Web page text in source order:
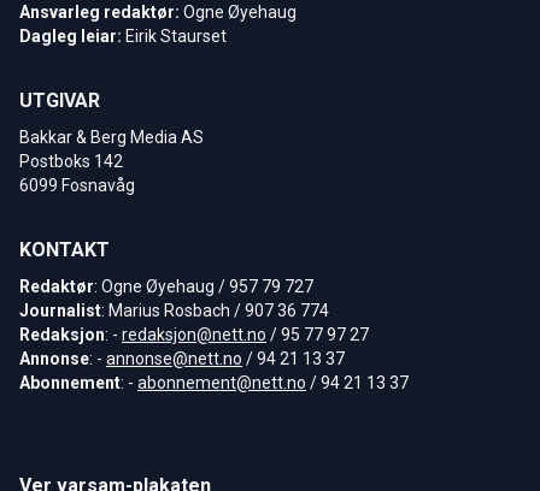
Ansvarleg redaktør: Ogne Øyehaug
Dagleg leiar: Eirik Staurset
UTGIVAR
Bakkar & Berg Media AS
Postboks 142
6099 Fosnavåg
KONTAKT
Redaktør: Ogne Øyehaug / 957 79 727
Journalist: Marius Rosbach / 907 36 774
Redaksjon: - redaksjon@nett.no / 95 77 97 27
Annonse: - annonse@nett.no / 94 21 13 37
Abonnement: - abonnement@nett.no / 94 21 13 37
Ver varsam-plakaten